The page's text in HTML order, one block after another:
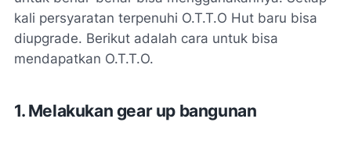
kali persyaratan terpenuhi O.T.T.O Hut baru bisa
diupgrade. Berikut adalah cara untuk bisa
mendapatkan O.T.T.O.
1. Melakukan gear up bangunan